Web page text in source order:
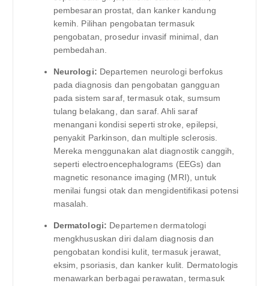
pembesaran prostat, dan kanker kandung
kemih. Pilihan pengobatan termasuk
pengobatan, prosedur invasif minimal, dan
pembedahan.
Neurologi: Departemen neurologi berfokus
pada diagnosis dan pengobatan gangguan
pada sistem saraf, termasuk otak, sumsum
tulang belakang, dan saraf. Ahli saraf
menangani kondisi seperti stroke, epilepsi,
penyakit Parkinson, dan multiple sclerosis.
Mereka menggunakan alat diagnostik canggih,
seperti electroencephalograms (EEGs) dan
magnetic resonance imaging (MRI), untuk
menilai fungsi otak dan mengidentifikasi potensi
masalah.
Dermatologi: Departemen dermatologi
mengkhususkan diri dalam diagnosis dan
pengobatan kondisi kulit, termasuk jerawat,
eksim, psoriasis, dan kanker kulit. Dermatologis
menawarkan berbagai perawatan, termasuk